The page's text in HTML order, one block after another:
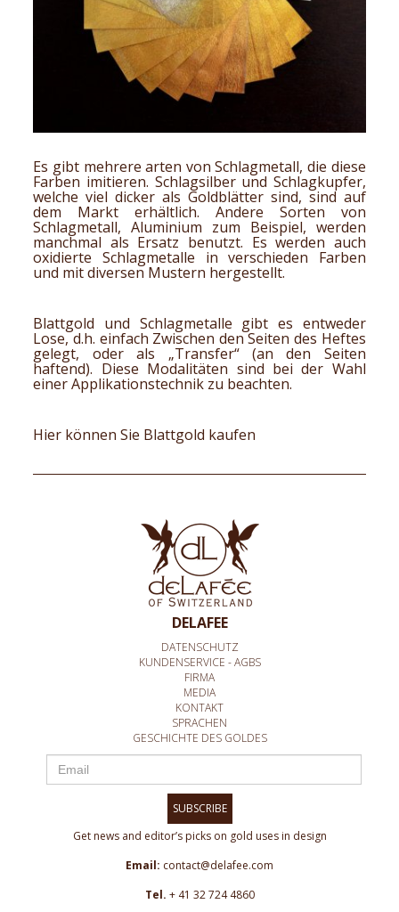
Es gibt mehrere arten von Schlagmetall, die diese
Farben imitieren. Schlagsilber und Schlagkupfer,
welche viel dicker als Goldblätter sind, sind auf
dem Markt erhältlich. Andere Sorten von
Schlagmetall, Aluminium zum Beispiel, werden
manchmal als Ersatz benutzt. Es werden auch
oxidierte Schlagmetalle in verschieden Farben
und mit diversen Mustern hergestellt.
Blattgold und Schlagmetalle gibt es entweder
Lose, d.h. einfach Zwischen den Seiten des Heftes
gelegt, oder als „Transfer“ (an den Seiten
haftend). Diese Modalitäten sind bei der Wahl
einer Applikationstechnik zu beachten.
Hier können Sie Blattgold kaufen
DELAFEE
DATENSCHUTZ
KUNDENSERVICE - AGBS
FIRMA
MEDIA
KONTAKT
SPRACHEN
GESCHICHTE DES GOLDES
SUBSCRIBE
Get news and editor’s picks on gold uses in design
Email: contact@delafee.com
Tel. + 41 32 724 4860